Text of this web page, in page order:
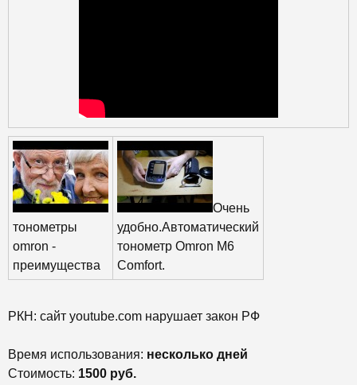
тонометры
omron -
преимущества
Очень
удобно.Автоматический
тонометр Omron M6
Comfort.
РКН: сайт youtube.com нарушает закон РФ
Время использования: несколько дней
Стоимость: 1500 руб.